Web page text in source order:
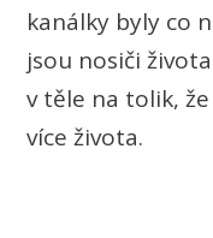
kanálky byly co
jsou nosiči
v těle na tolik,
více života.